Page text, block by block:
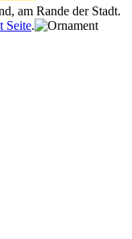
am Rande der Stadt.
Seite.